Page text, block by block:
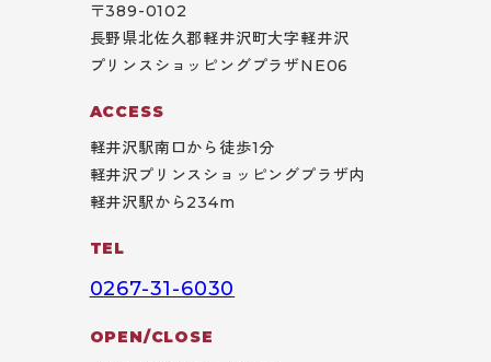
〒389-0102
長野県北佐久郡軽井沢町大字軽井沢
プリンスショッピングプラザNE06
ACCESS
軽井沢駅南口から徒歩1分
軽井沢プリンスショッピングプラザ内
軽井沢駅から234m
TEL
0267-31-6030
OPEN/CLOSE